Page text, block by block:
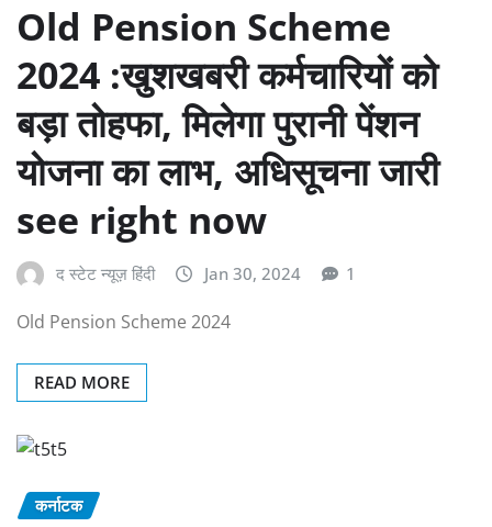
Old Pension Scheme
2024 :खुशखबरी कर्मचारियों को
बड़ा तोहफा, मिलेगा पुरानी पेंशन
योजना का लाभ, अधिसूचना जारी
see right now
द स्टेट न्यूज़ हिंदी Jan 30, 2024 1
Old Pension Scheme 2024
READ MORE
कर्नाटक